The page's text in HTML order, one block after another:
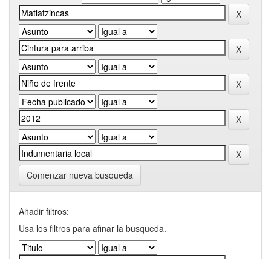
Comenzar nueva busqueda
Añadir filtros:
Usa los filtros para afinar la busqueda.